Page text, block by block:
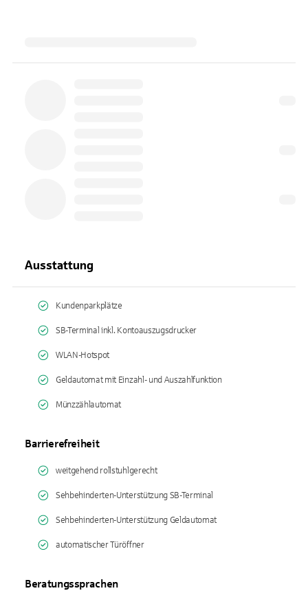
Ausstattung
Kundenparkplätze
SB-Terminal inkl. Kontoauszugsdrucker
WLAN-Hotspot
Geldautomat mit Einzahl- und Auszahlfunktion
Münzzählautomat
Barrierefreiheit
weitgehend rollstuhlgerecht
Sehbehinderten-Unterstützung SB-Terminal
Sehbehinderten-Unterstützung Geldautomat
automatischer Türöffner
Beratungssprachen